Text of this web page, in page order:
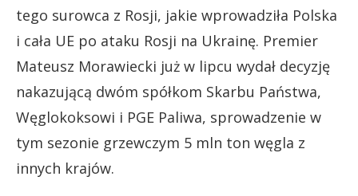
tego surowca z Rosji, jakie wprowadziła Polska
i cała UE po ataku Rosji na Ukrainę. Premier
Mateusz Morawiecki już w lipcu wydał decyzję
nakazującą dwóm spółkom Skarbu Państwa,
Węglokoksowi i PGE Paliwa, sprowadzenie w
tym sezonie grzewczym 5 mln ton węgla z
innych krajów.